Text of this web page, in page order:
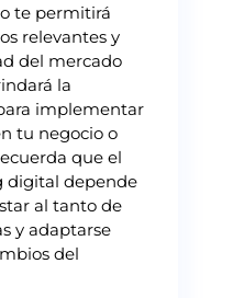
te permitirá
relevantes y
del mercado
la
implementar
tu negocio o
que el
digital depende
al tanto de
y adaptarse
del